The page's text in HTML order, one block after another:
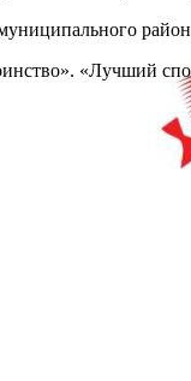
«Лучший